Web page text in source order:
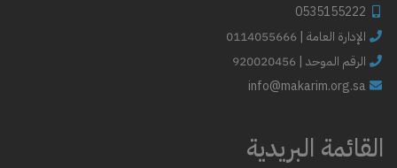
0535155222
info@makarim.org.sa
القائمة البريدية